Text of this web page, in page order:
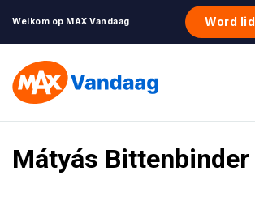
Welkom op MAX Vandaag Word lid
Mátyás Bittenbinder